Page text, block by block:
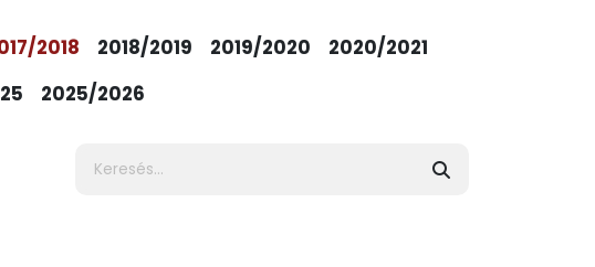
2018 2018/2019 2019/2020
2020/2021
2025/2026